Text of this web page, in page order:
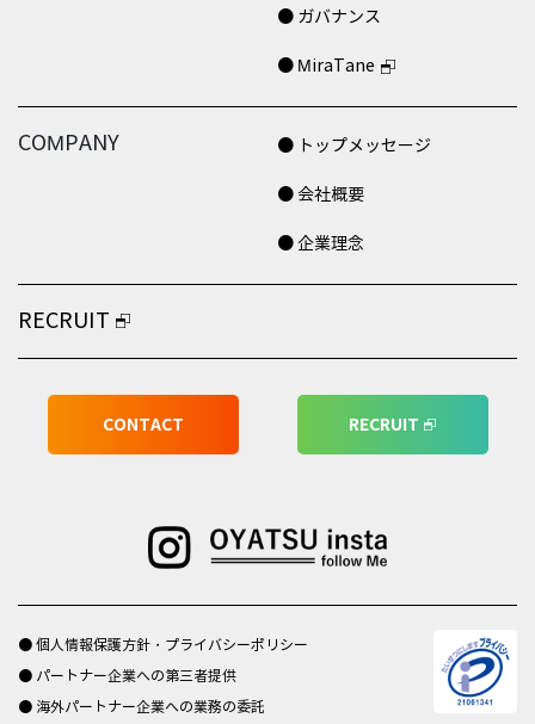
● ガバナンス
● MiraTane
COMPANY ● トップメッセージ
● 会社概要
● 企業理念
RECRUIT
CONTACT RECRUIT
● 個人情報保護方針・プライバシーポリシー
● パートナー企業への第三者提供
● 海外パートナー企業への業務の委託